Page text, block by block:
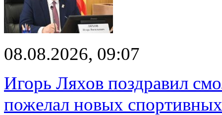
08.08.2026, 09:07
Игорь Ляхов поздравил
пожелал новых